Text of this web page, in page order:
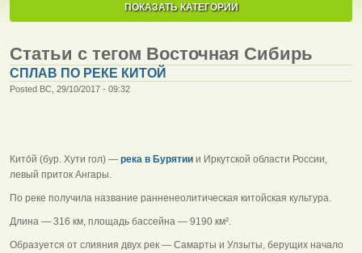
ПОКАЗАТЬ КАТЕГОРИИ
Статьи с тегом Восточная Сибирь
СПЛАВ ПО РЕКЕ КИТОЙ
Posted ВС, 29/10/2017 - 09:32
Кито́й (бур. Хути гол) — река в Бурятии и Иркутской области России,
левый приток Ангары.
По реке получила название ранненеолитическая китойская культура.
Длина — 316 км, площадь бассейна — 9190 км².
Образуется от слияния двух рек — Самарты и Улзыты, берущих начало